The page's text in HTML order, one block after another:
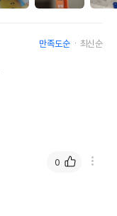
만족도순 최신순
0